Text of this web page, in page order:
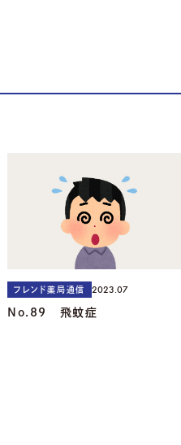
フレンド薬局通信 2023.07
No.89 飛蚊症